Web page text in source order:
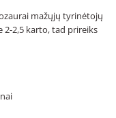
mažųjų tyrinėtojų
2-2,5 karto, tad prireiks